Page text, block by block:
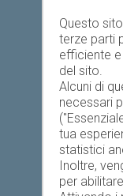
Elenco
Oggi
Questo
terze parti
efficiente
del sito.
Alcuni di
necessari
tua
statistici
Inoltre,
per